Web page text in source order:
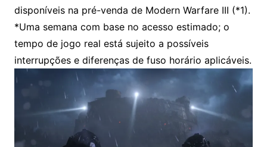
disponíveis na pré-venda de Modern Warfare III (*1).
*Uma semana com base no acesso estimado; o
tempo de jogo real está sujeito a possíveis
interrupções e diferenças de fuso horário aplicáveis.